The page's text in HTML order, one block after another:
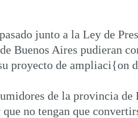
junto a la Ley de
Buenos Aires pudieran
proyecto de ampliaci{on
de la provincia
no tengan que